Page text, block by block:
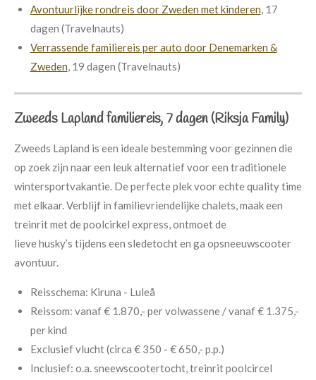
Avontuurlijke rondreis door Zweden met kinderen, 17
dagen (Travelnauts)
Verrassende familiereis per auto door Denemarken &
Zweden, 19 dagen (Travelnauts)
Zweeds Lapland familiereis, 7 dagen (Riksja Family)
Zweeds Lapland is een ideale bestemming voor gezinnen die
op zoek zijn naar een leuk alternatief voor een traditionele
wintersportvakantie. De perfecte plek voor echte quality time
met elkaar. Verblijf in familievriendelijke chalets, maak een
treinrit met de poolcirkel express, ontmoet de
lieve husky’s tijdens een sledetocht en ga opsneeuwscooter
avontuur.
Reisschema: Kiruna - Luleå
Reissom: vanaf € 1.870,- per volwassene /vanaf € 1.375,-
per kind
Exclusief vlucht (circa € 350 - € 650,- p.p.)
Inclusief: o.a. sneewscootertocht, treinrit poolcircel